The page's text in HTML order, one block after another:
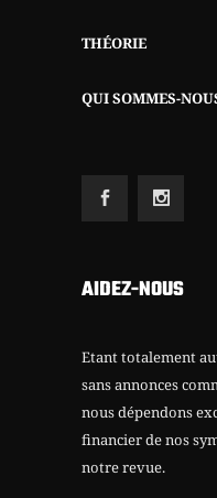
THÉORIE
QUI SOMMES-
AIDEZ-NOUS
Etant totalement
sans annonces
nous dépendons
financier de nos
notre revue.